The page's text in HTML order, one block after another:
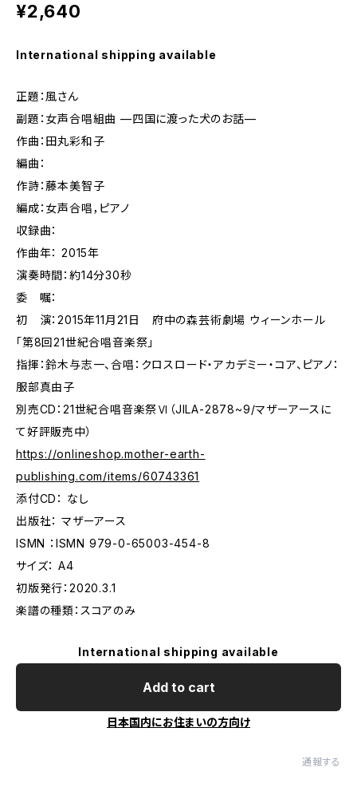
¥2,640
International shipping available
正題：風さん
副題：女声合唱組曲 —四国に渡った犬のお話—
作曲：田丸彩和子
編曲：
作詩：藤本美智子
編成：女声合唱，ピアノ
収録曲：
作曲年： 2015年
演奏時間：約14分30秒
委 嘱：
初 演：2015年11月21日 府中の森芸術劇場 ウィーンホール
「第8回21世紀合唱音楽祭」
指揮：鈴木与志一、合唱：クロスロード・アカデミー・コア、ピアノ：
服部真由子
別売CD：21世紀合唱音楽祭Ⅵ（JILA-2878~9/マザーアースに
て好評販売中）
https://onlineshop.mother-earth-
publishing.com/items/60743361
添付CD： なし
出版社： マザーアース
ISMN ：ISMN 979-0-65003-454-8
サイズ： A4
初版発行：2020.3.1
楽譜の種類：スコアのみ
International shipping available
Add to cart
日本国内にお住まいの方向け
通報する